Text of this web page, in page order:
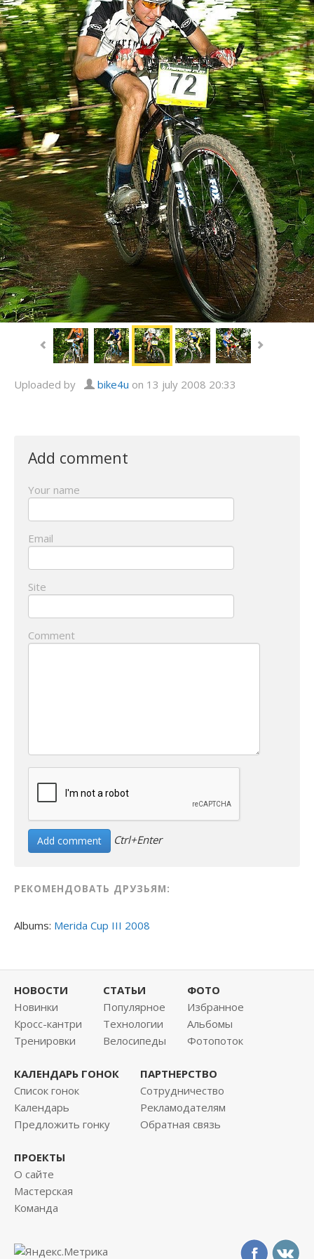
Uploaded by bike4u on 13 july 2008 20:33
Add comment
Your name
Email
Site
Comment
Ctrl+Enter
РЕКОМЕНДОВАТЬ ДРУЗЬЯМ:
Albums: Merida Cup III 2008
НОВОСТИ
Новинки
Кросс-кантри
Тренировки
СТАТЬИ
Популярное
Технологии
Велосипеды
ФОТО
Избранное
Альбомы
Фотопоток
КАЛЕНДАРЬ ГОНОК
Список гонок
Календарь
Предложить гонку
ПАРТНЕРСТВО
Сотрудничество
Рекламодателям
Обратная связь
ПРОЕКТЫ
О сайте
Мастерская
Команда